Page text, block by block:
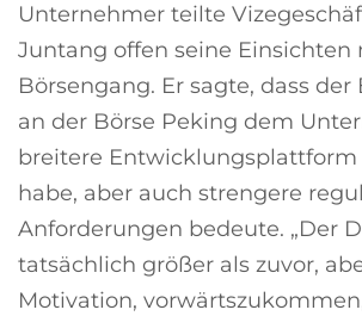
Unternehmer teilte
Juntang offen seine Einsichten
Börsengang. Er sagte, dass der
an der Börse Peking dem
breitere Entwicklungsplattform
habe, aber auch strengere
Anforderungen bedeute. „Der
tatsächlich größer als zuvor,
Motivation,